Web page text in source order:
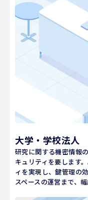
大学・学校法人
研究に関する機密情報
キュリティを要します
ィを実現し、鍵管理の
スペースの運営まで、